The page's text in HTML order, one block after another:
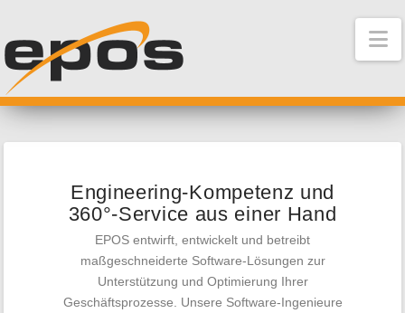
Engineering-Kompetenz und
360°-Service aus einer Hand
EPOS entwirft, entwickelt und betreibt
maßgeschneiderte Software-Lösungen zur
Unterstützung und Optimierung Ihrer
Geschäftsprozesse. Unsere Software-Ingenieure